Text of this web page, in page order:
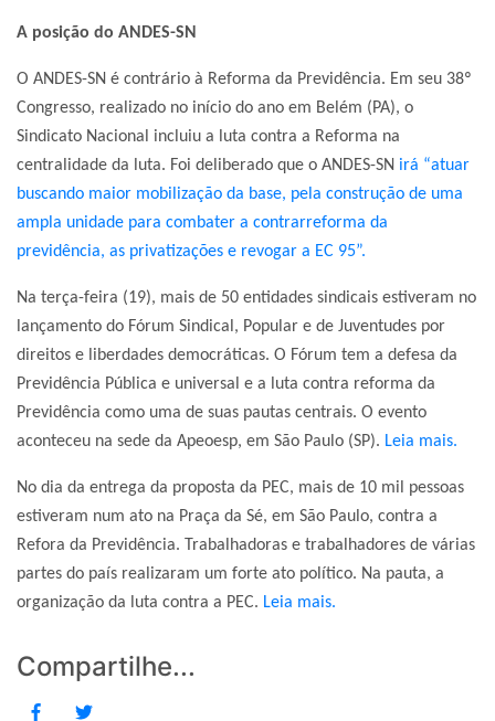
A posição do ANDES-SN
O ANDES-SN é contrário à Reforma da Previdência. Em seu 38º
Congresso, realizado no início do ano em Belém (PA), o
Sindicato Nacional incluiu a luta contra a Reforma na
centralidade da luta. Foi deliberado que o ANDES-SN irá “atuar
buscando maior mobilização da base, pela construção de uma
ampla unidade para combater a contrarreforma da
previdência, as privatizações e revogar a EC 95”.
Na terça-feira (19), mais de 50 entidades sindicais estiveram no
lançamento do Fórum Sindical, Popular e de Juventudes por
direitos e liberdades democráticas. O Fórum tem a defesa da
Previdência Pública e universal e a luta contra reforma da
Previdência como uma de suas pautas centrais. O evento
aconteceu na sede da Apeoesp, em São Paulo (SP). Leia mais.
No dia da entrega da proposta da PEC, mais de 10 mil pessoas
estiveram num ato na Praça da Sé, em São Paulo, contra a
Refora da Previdência. Trabalhadoras e trabalhadores de várias
partes do país realizaram um forte ato político. Na pauta, a
organização da luta contra a PEC. Leia mais.
Compartilhe...